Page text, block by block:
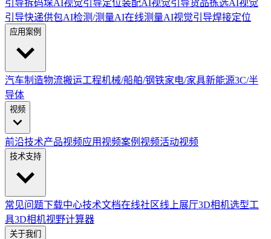
引导拆码垛AI视觉引导定位装配AI视觉引导货品拣选AI视觉
引导快递供包AI检测/测量AI在线测量AI视觉引导焊接定位
应用案例
汽车制造物流搬运工程机械/船舶/钢铁家电/家具新能源3C/半
导体
视频
前沿技术产品视频应用视频案例视频活动视频
技术支持
常见问题下载中心技术文档在线社区线上展厅3D相机选型工
具3D相机视野计算器
关于我们